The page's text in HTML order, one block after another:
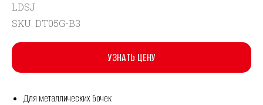
LDSJ
SKU: DT05G-B3
УЗНАТЬ ЦЕНУ
Для металлических бочек